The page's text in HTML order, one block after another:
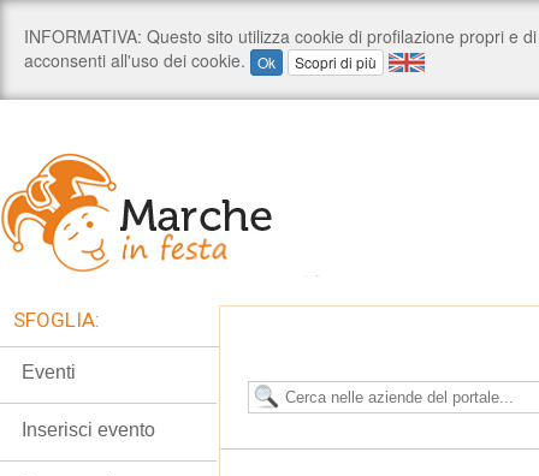
SFOGLIA:
Eventi
Inserisci evento